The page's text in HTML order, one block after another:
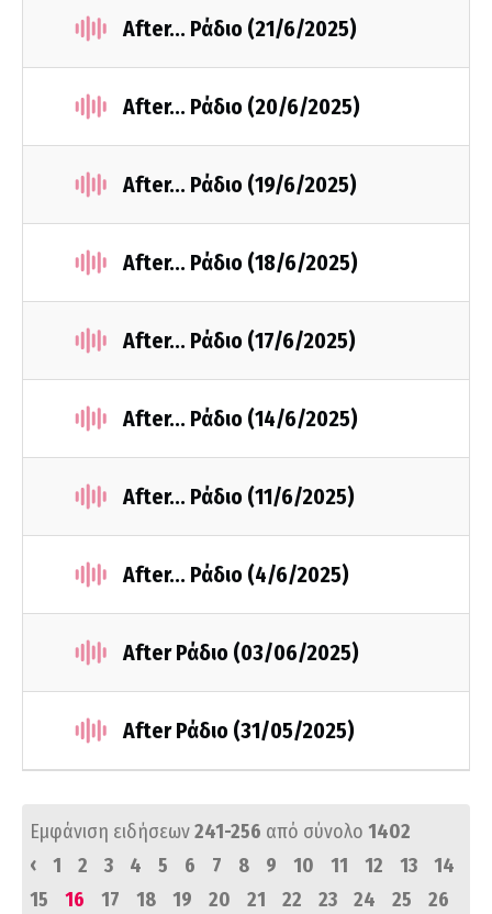
After... Ράδιο (21/6/2025)
After... Ράδιο (20/6/2025)
After... Ράδιο (19/6/2025)
After... Ράδιο (18/6/2025)
After... Ράδιο (17/6/2025)
After... Ράδιο (14/6/2025)
After... Ράδιο (11/6/2025)
After... Ράδιο (4/6/2025)
After Ράδιο (03/06/2025)
After Ράδιο (31/05/2025)
Εμφάνιση ειδήσεων241-256 από σύνολο 1402
‹
1 2 3 4 5 6 7 8 9 10 11 12 13
14
15
16 17 18 19 20 21 22 23 24 25
26